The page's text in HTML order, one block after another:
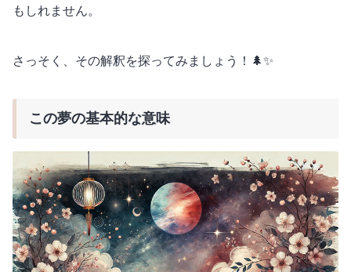
もしれません。
さっそく、その解釈を探ってみましょう！🌲✨
この夢の基本的な意味